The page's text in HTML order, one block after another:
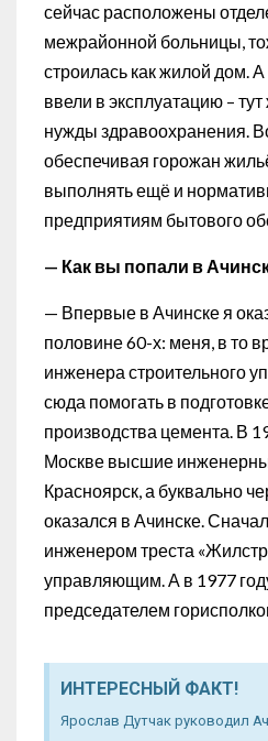
сейчас расположены
межрайонной больницы,
строилась как жилой дом. А
ввели в эксплуатацию –
нужды здравоохранения.
обеспечивая горожан
выполнять ещё и
предприятиям бытового
— Как вы попали в
— Впервые в Ачинске я
половине 60-х: меня, в то
инженера строительного
сюда помогать в
производства цемента. В
Москве высшие
Красноярск, а буквально
оказался в Ачинске.
инженером треста
управляющим. А в 1977
председателем
ИНТЕРЕСНЫЙ ФАКТ!
Ярослав Дутчак руководил